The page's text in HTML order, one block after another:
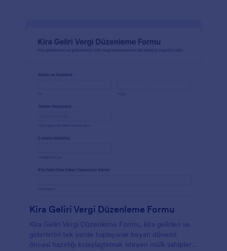
Kira Geliri Vergi Düzenleme Formu
Kira Geliri Vergi Düzenleme Formu, kira gelirleri ve
giderlerini tek yerde toplayarak beyan dönemi
öncesi hazırlığı kolaylaştırmak isteyen mülk sahipleri